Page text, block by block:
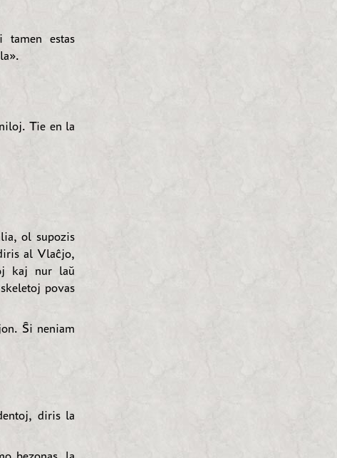
estas
Tie en la
ol supozis
al Vlaĉjo,
kaj nur laŭ
povas
Ŝi neniam
diris la